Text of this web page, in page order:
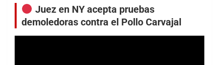
Juez en NY acepta pruebas
demoledoras contra el Pollo Carvajal